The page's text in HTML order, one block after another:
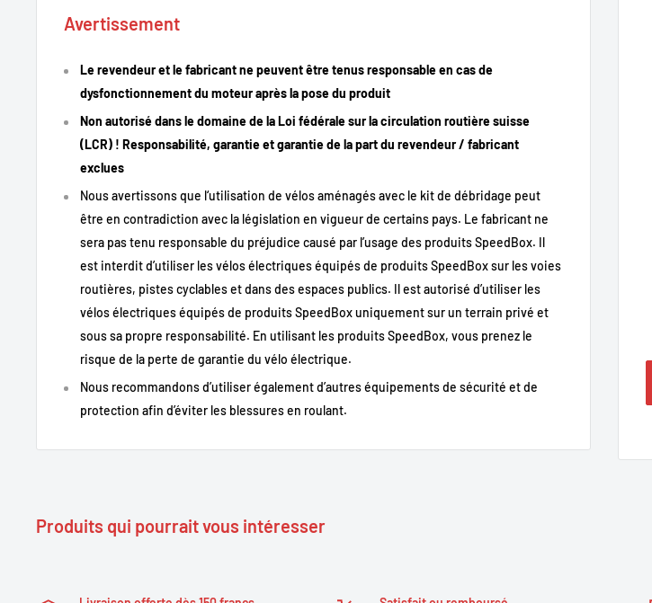
Installation simple: Connecteurs d’origine pour une installation plug & play sans
modifications.
Descriptif technique
Spécification Détail
Tuning e-bike Giant SyncDrive Pro 2022 (RideControl Go) (usage privé
recommandé)
Compatibilité moteur
Giant SyncDrive Pro 2022 (Yamaha PW-X3)
Activation/Désactivati
on
Automatique à l’allumage du vélo
Indication activation
Affichage de 9,9 km/h brièvement
désactivation
Affichage de 2,5 km/h brièvement
Vitesse max
réelle
Avertissement
Le revendeur et le fabricant ne peuvent être tenus responsable en cas de
dysfonctionnement du moteur après la pose du produit
Non autorisé dans le domaine de la Loi fédérale sur la circulation routière suisse
(LCR) ! Responsabilité, garantie et garantie de la part du revendeur / fabricant
exclues
Nous avertissons que l‘utilisation de vélos aménagés avec le kit de débridage peut
être en contradiction avec la législation en vigueur de certains pays. Le fabricant ne
sera pas tenu responsable du préjudice causé par l’usage des produits SpeedBox. Il
est interdit d’utiliser les vélos électriques équipés de produits SpeedBox sur les voies
routières, pistes cyclables et dans des espaces publics. Il est autorisé d’utiliser les
vélos électriques équipés de produits SpeedBox uniquement sur un terrain privé et
sous sa propre responsabilité. En utilisant les produits SpeedBox, vous prenez le
risque de la perte de garantie du vélo électrique.
Nous recommandons d’utiliser également d’autres équipements de sécurité et de
protection afin d’éviter les blessures en roulant.
Produits qui pourrait vous intéresser